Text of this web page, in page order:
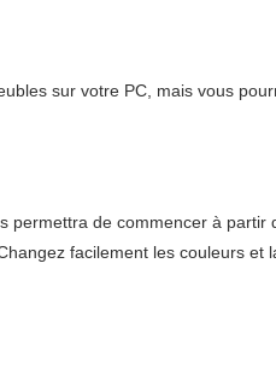
sur votre PC, mais vous
de commencer à partir
facilement les couleurs et